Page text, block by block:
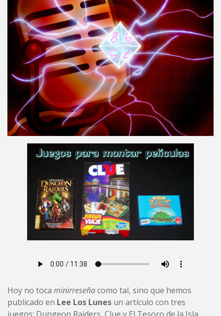
Hoy no toca minirreseñacomo tal, sino que hemos
publicado en Lee Los Lunes un artículo con tres